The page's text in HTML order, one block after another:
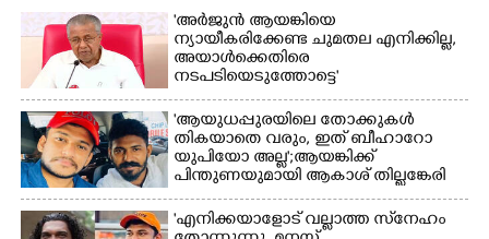
മത്സരത്തിനിടെ സിന്തറ്റിക്
ട്രാക്കിന് കുറുകെ ഓടുന്ന
നായകൾ.
'അർജുൻ ആയങ്കിയെ
ന്യായീകരിക്കേണ്ട ചുമതല എനിക്കില്ല,
അയാൾക്കെതിരെ
നടപടിയെടുത്തോട്ടെ'
'ആയുധപ്പുരയിലെ തോക്കുകൾ
തികയാതെ വരും, ഇത് ബീഹാറോ
യുപിയോ അല്ല';ആയങ്കിക്ക്
പിന്തുണയുമായി ആകാശ് തില്ലങ്കേരി
'എനിക്കയാളോട് വല്ലാത്ത സ്‌നേഹം